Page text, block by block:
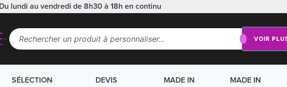
Du lundi au vendredi de 8h30 à 18h en continu
VOIR
SÉLECTION
DEVIS
MADE IN
MADE IN